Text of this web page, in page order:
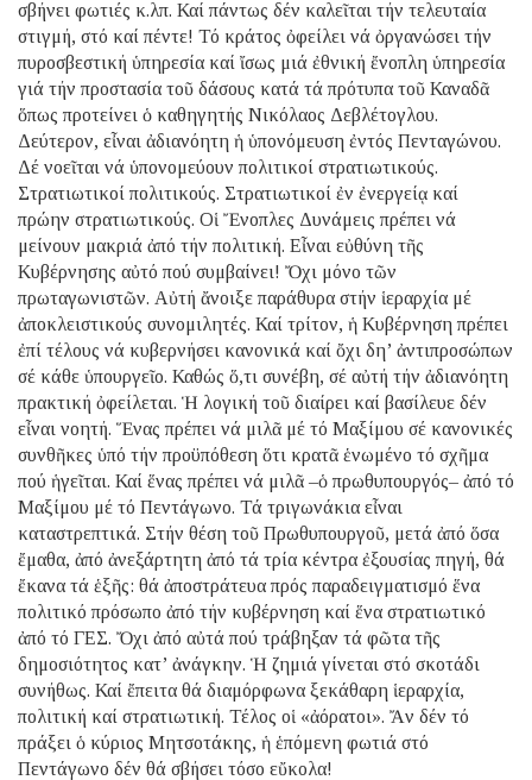
σβήνει φωτιές κ.λπ. Καί πάντως δέν καλεῖται τήν τελευταία
στιγμή, στό καί πέντε! Τό κράτος ὀφείλει νά ὀργανώσει τήν
πυροσβεστική ὑπηρεσία καί ἴσως μιά ἐθνική ἔνοπλη ὑπηρεσία
γιά τήν προστασία τοῦ δάσους κατά τά πρότυπα τοῦ Καναδᾶ
ὅπως προτείνει ὁ καθηγητής Νικόλαος Δεβλέτογλου.
Δεύτερον, εἶναι ἀδιανόητη ἡ ὑπονόμευση ἐντός Πενταγώνου.
Δέ νοεῖται νά ὑπονομεύουν πολιτικοί στρατιωτικούς.
Στρατιωτικοί πολιτικούς. Στρατιωτικοί ἐν ἐνεργείᾳ καί
πρώην στρατιωτικούς. Οἱ Ἔνοπλες Δυνάμεις πρέπει νά
μείνουν μακριά ἀπό τήν πολιτική. Εἶναι εὐθύνη τῆς
Κυβέρνησης αὐτό πού συμβαίνει! Ὄχι μόνο τῶν
πρωταγωνιστῶν. Αὐτή ἄνοιξε παράθυρα στήν ἱεραρχία μέ
ἀποκλειστικούς συνομιλητές. Καί τρίτον, ἡ Κυβέρνηση πρέπει
ἐπί τέλους νά κυβερνήσει κανονικά καί ὄχι δη’ ἀντιπροσώπων
σέ κάθε ὑπουργεῖο. Καθώς ὅ,τι συνέβη, σέ αὐτή τήν ἀδιανόητη
πρακτική ὀφείλεται. Ἡ λογική τοῦ διαίρει καί βασίλευε δέν
εἶναι νοητή. Ἕνας πρέπει νά μιλᾶ μέ τό Μαξίμου σέ κανονικές
συνθῆκες ὑπό τήν προϋπόθεση ὅτι κρατᾶ ἑνωμένο τό σχῆμα
πού ἡγεῖται. Καί ἕνας πρέπει νά μιλᾶ –ὁ πρωθυπουργός– ἀπό τό
Μαξίμου μέ τό Πεντάγωνο. Τά τριγωνάκια εἶναι
καταστρεπτικά. Στήν θέση τοῦ Πρωθυπουργοῦ, μετά ἀπό ὅσα
ἔμαθα, ἀπό ἀνεξάρτητη ἀπό τά τρία κέντρα ἐξουσίας πηγή, θά
ἔκανα τά ἑξῆς: θά ἀποστράτευα πρός παραδειγματισμό ἕνα
πολιτικό πρόσωπο ἀπό τήν κυβέρνηση καί ἕνα στρατιωτικό
ἀπό τό ΓΕΣ. Ὄχι ἀπό αὐτά πού τράβηξαν τά φῶτα τῆς
δημοσιότητος κατ’ ἀνάγκην. Ἡ ζημιά γίνεται στό σκοτάδι
συνήθως. Καί ἔπειτα θά διαμόρφωνα ξεκάθαρη ἱεραρχία,
πολιτική καί στρατιωτική. Τέλος οἱ «ἀόρατοι». Ἄν δέν τό
πράξει ὁ κύριος Μητσοτάκης, ἡ ἑπόμενη φωτιά στό
Πεντάγωνο δέν θά σβήσει τόσο εὔκολα!